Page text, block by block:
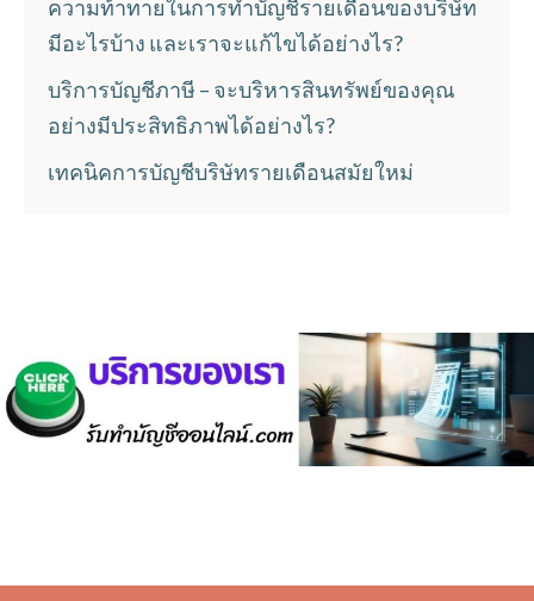
ความท้าทายในการทำบัญชีรายเดือนของบริษัท
มีอะไรบ้าง และเราจะแก้ไขได้อย่างไร?
บริการบัญชีภาษี – จะบริหารสินทรัพย์ของคุณ
อย่างมีประสิทธิภาพได้อย่างไร?
เทคนิคการบัญชีบริษัทรายเดือนสมัยใหม่